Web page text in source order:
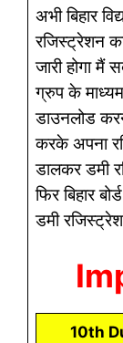
अभी बिहार
रजिस्ट्रेशन
जारी होगा
ग्रुप के
डाउनलोड
करके अपना
डालकर डमी
फिर बिहार
डमी
10th